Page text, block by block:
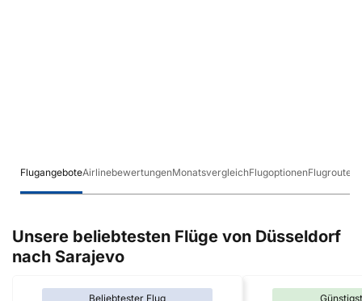
FlugangeboteAirlinebewertungenMonatsvergleichFlugoptionenFlugrouten
Unsere beliebtesten Flüge von Düsseldorf
nach Sarajevo
Beliebtester Flug